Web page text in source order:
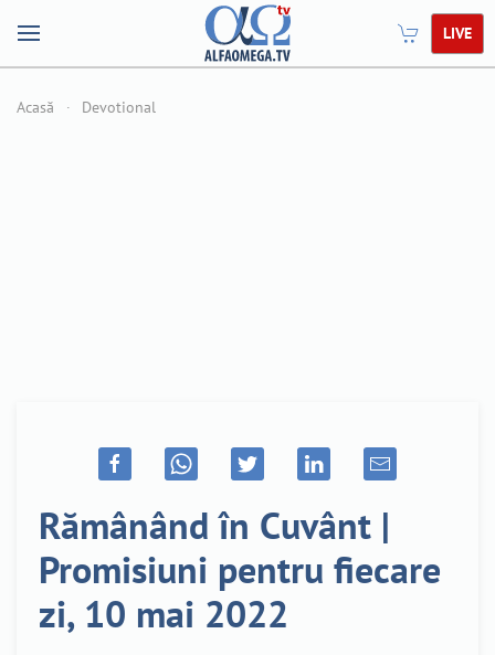
LIVE
Acasă Devotional
Rămânând în Cuvânt |
Promisiuni pentru fiecare
zi, 10 mai 2022